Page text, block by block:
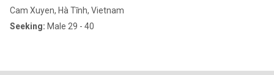
Cam Xuyen, Hà Tĩnh, Vietnam
Seeking: Male 29 - 40